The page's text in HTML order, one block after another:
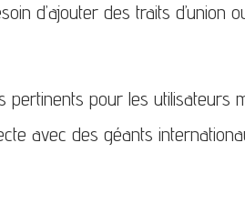
d’ajouter des traits d’union
pertinents pour les utilisateurs
avec des géants